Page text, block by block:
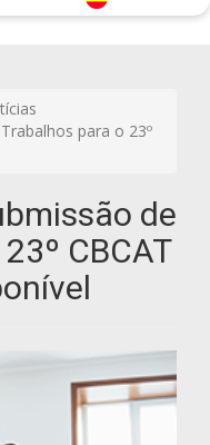
para o 23º
de
CBCAT